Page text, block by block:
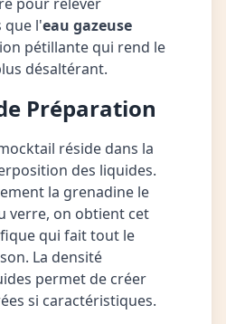
que l'eau gazeuse
pétillante qui rend le
désaltérant.
Préparation
réside dans la
des liquides.
la grenadine le
verre, on obtient cet
qui fait tout le
La densité
permet de créer
si caractéristiques.